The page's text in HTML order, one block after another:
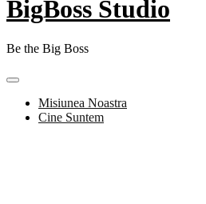
BigBoss Studio
Be the Big Boss
Misiunea Noastra
Cine Suntem